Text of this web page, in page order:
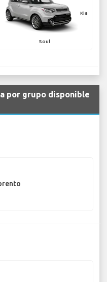
Kia
Soul
por grupo disponible